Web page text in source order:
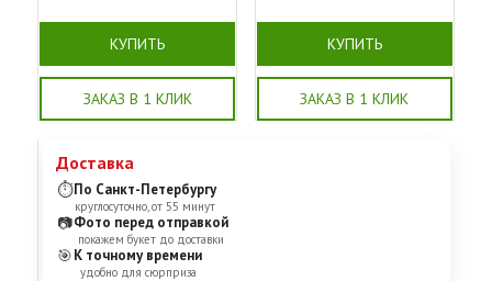
КУПИТЬ
ЗАКАЗ В 1 КЛИК
КУПИТЬ
ЗАКАЗ В 1 КЛИК
Доставка
⏱По Санкт-Петербургу
круглосуточно, от 55 минут
📷Фото перед отправкой
покажем букет до доставки
🎯К точному времени
удобно для сюрприза